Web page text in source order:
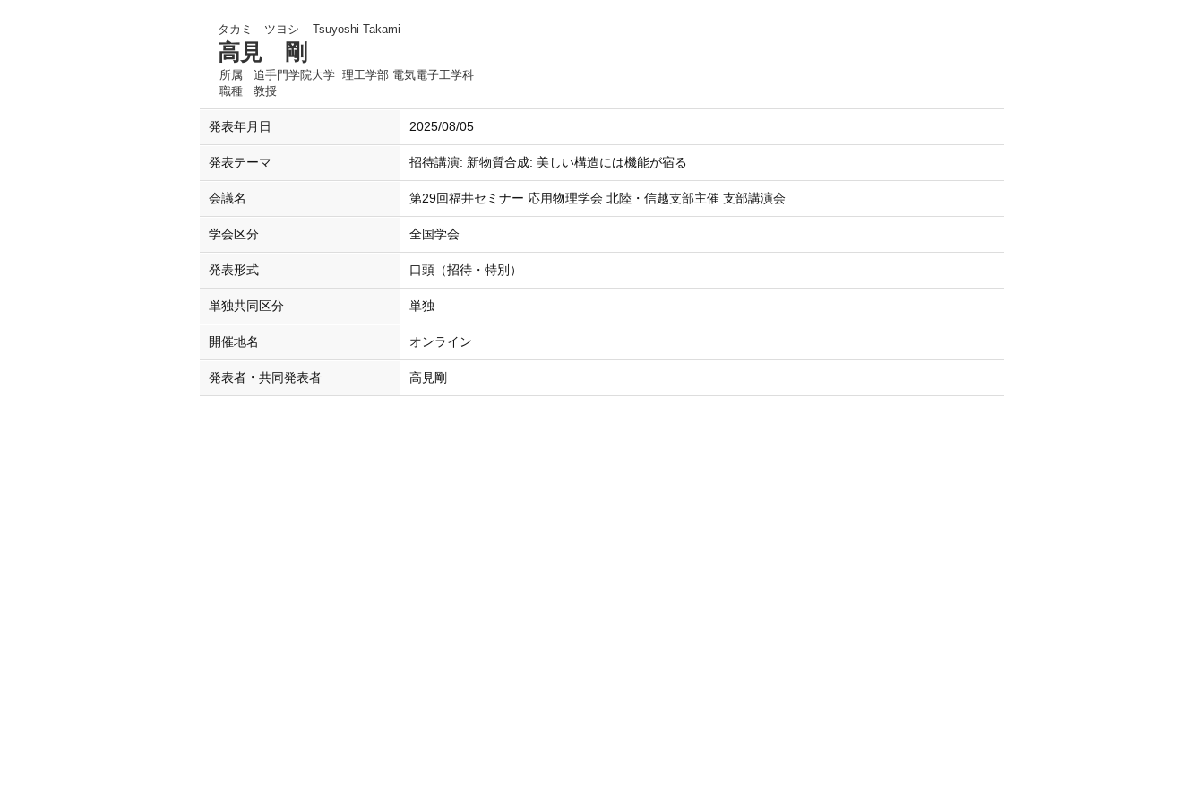
タカミ ツヨシ Tsuyoshi Takami
高見 剛
所属
追手門学院大学 理工学部 電気電子工学科
職種
教授
発表年月日 2025/08/05
発表テーマ 招待講演: 新物質合成: 美しい構造には機能が宿る
会議名 第29回福井セミナー 応用物理学会 北陸・信越支部主催 支部講演会
学会区分 全国学会
発表形式 口頭（招待・特別）
単独共同区分 単独
開催地名 オンライン
発表者・共同発表者 高見剛